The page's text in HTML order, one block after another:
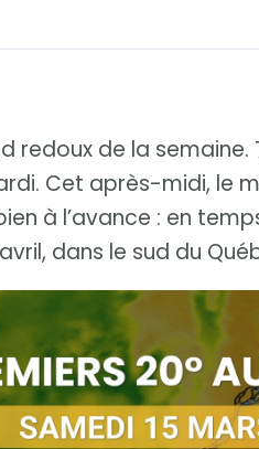
redoux de la
Cet après-midi, le
à l’avance : en
dans le sud du